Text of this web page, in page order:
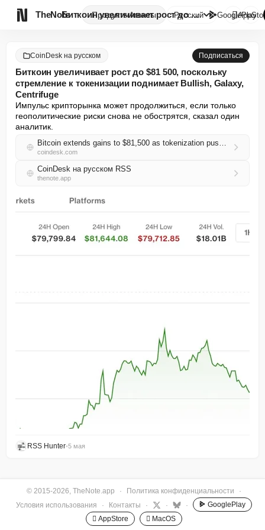
TheNote ПродуктыАгенты Биткоин увеличивает рост до $8...
Русский GooglePlay

CoinDesk на русском Подписаться
Биткоин увеличивает рост до $81 500, поскольку
стремление к токенизации поднимает Bullish, Galaxy,
Centrifuge
Импульс крипторынка может продолжиться, если только
геополитические риски снова не обострятся, сказал один
аналитик.
Bitcoin extends gains to $81,500 as tokenization push lifts Bullish, Galaxy, Centrifuge
coindesk.com
CoinDesk на русском RSS
thenote.app
RSS Hunter•5 мая
© 2015-2026, TheNote.app · Политика конфиденциальности
·
Условия использования
· Контакты · · ·
GooglePlay
 AppStore
 MacOS